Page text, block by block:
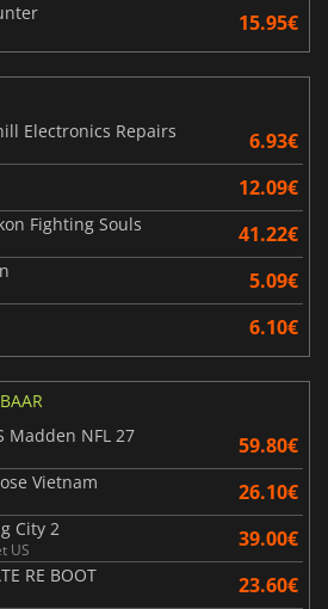
15.95€
Electronics Repairs
6.93€
12.09€
Fighting Souls 41.22€
5.09€
6.10€
Madden NFL 27
59.80€
Vietnam 26.10€
City 2
US 39.00€
RE BOOT 23.60€